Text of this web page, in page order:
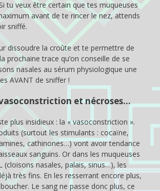
Si tu veux être certain que tes muqueuses
avant de te rincer le nez, attends
sniffé.
dissoudre la croûte et te permettre de
prochaine trace qu’on conseille de se
nasales au sérum physiologique une
AVANT de sniffer !
et nécroses…
plus insidieux : la « vasoconstriction ».
(surtout les stimulants : cocaïne,
cathinones…) vont avoir tendance
sanguins. Or dans les muqueuses
(cloisons nasales, palais, sinus…), les
très fins. En les resserrant encore plus,
Le sang ne passe donc plus, ce